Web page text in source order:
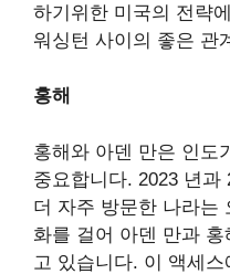
하기위한 미국의 전략
워싱턴 사이의 좋은 관
홍해
홍해와 아덴 만은 인도
중요합니다. 2023 년과
더 자주 방문한 나라는
화를 걸어 아덴 만과
고 있습니다. 이 액세